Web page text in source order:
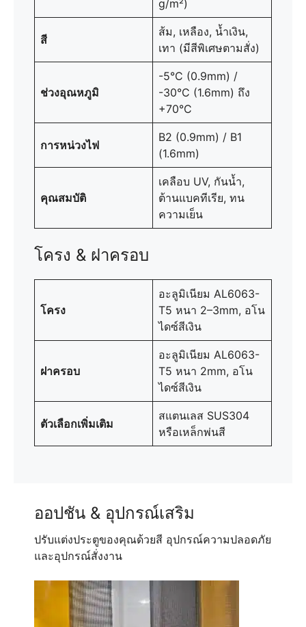
g/m²)
สี
ส้ม, เหลือง, น้ำเงิน,
เทา (มีสีพิเศษตามสั่ง)
ช่วงอุณหภูมิ
-5°C (0.9mm) /
-30°C (1.6mm) ถึง
+70°C
การหน่วงไฟ
B2 (0.9mm) / B1
(1.6mm)
คุณสมบัติ
เคลือบ UV, กันน้ำ,
ต้านแบคทีเรีย, ทน
ความเย็น
โครง & ฝาครอบ
โครง
อะลูมิเนียม AL6063-
T5 หนา 2–3mm, อโน
ไดซ์สีเงิน
ฝาครอบ
อะลูมิเนียม AL6063-
T5 หนา 2mm, อโน
ไดซ์สีเงิน
ตัวเลือกเพิ่มเติม
สแตนเลส SUS304
หรือเหล็กพ่นสี
ออปชัน & อุปกรณ์เสริม
ปรับแต่งประตูของคุณด้วยสี อุปกรณ์ความปลอดภัย
และอุปกรณ์สั่งงาน